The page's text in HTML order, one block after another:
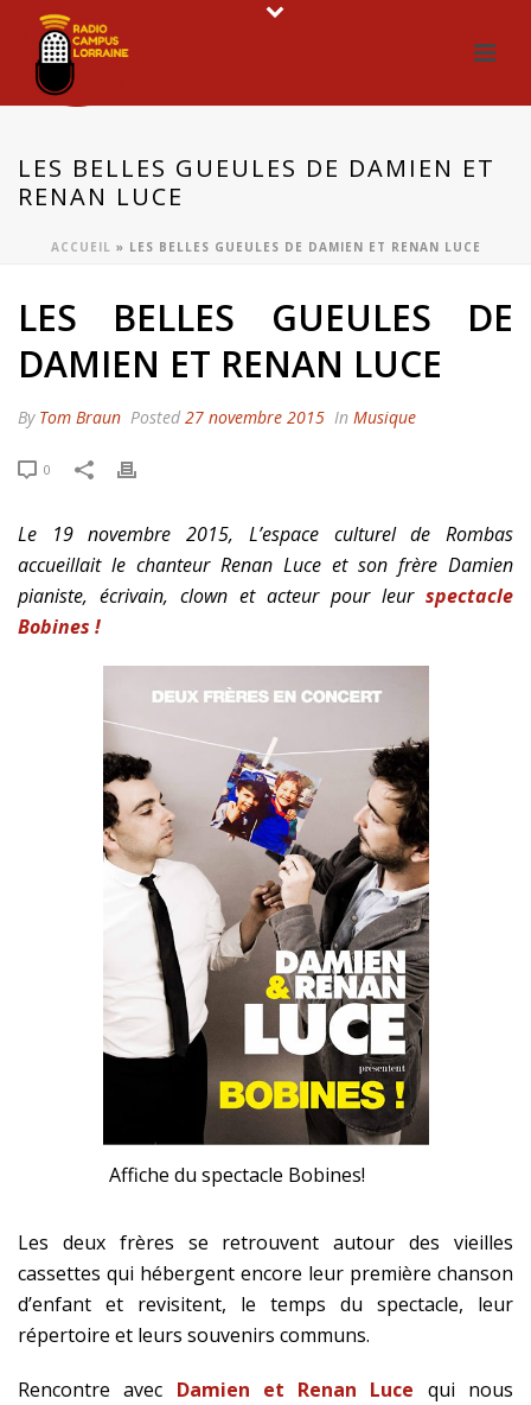
LES BELLES GUEULES DE DAMIEN ET
RENAN LUCE
ACCUEIL » LES BELLES GUEULES DE DAMIEN ET RENAN LUCE
LES BELLES GUEULES DE
DAMIEN ET RENAN LUCE
By Tom Braun Posted 27 novembre 2015 In Musique
0
Le 19 novembre 2015, L’espace culturel de Rombas
accueillait le chanteur Renan Luce et son frère Damien
pianiste, écrivain, clown et acteur pour leur spectacle
Bobines !
Affiche du spectacle Bobines!
Les deux frères se retrouvent autour des vieilles
cassettes qui hébergent encore leur première chanson
d’enfant et revisitent, le temps du spectacle, leur
répertoire et leurs souvenirs communs.
Rencontre avec Damien et Renan Luce qui nous